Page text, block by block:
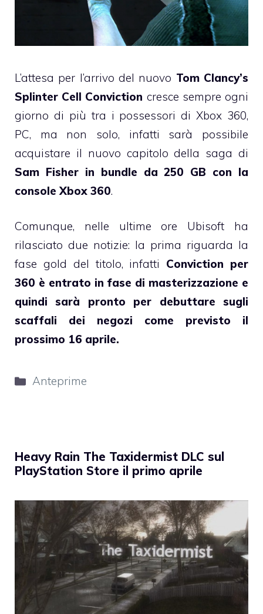
L’attesa per l’arrivo del nuovo Tom Clancy’s
Splinter Cell Conviction cresce sempre ogni
giorno di più tra i possessori di Xbox 360,
PC, ma non solo, infatti sarà possibile
acquistare il nuovo capitolo della saga di
Sam Fisher in bundle da 250 GB con la
console Xbox 360.
Comunque, nelle ultime ore Ubisoft ha
rilasciato due notizie: la prima riguarda la
fase gold del titolo, infatti Conviction per
360 è entrato in fase di masterizzazione e
quindi sarà pronto per debuttare sugli
scaffali dei negozi come previsto il
prossimo 16 aprile.
Categorie
Anteprime
Heavy Rain The Taxidermist DLC sul
PlayStation Store il primo aprile